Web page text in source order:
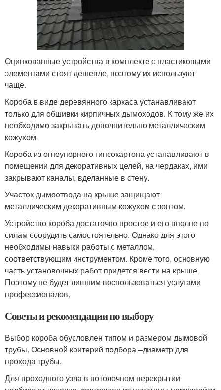
Оцинкованные устройства в комплекте с пластиковыми
элементами стоят дешевле, поэтому их используют
чаще.
Короба в виде деревянного каркаса устанавливают
только для обшивки кирпичных дымоходов. К тому же их
необходимо закрывать дополнительно металлическим
кожухом.
Короба из огнеупорного гипсокартона устанавливают в
помещении для декоративных целей, на чердаках, ими
закрывают каналы, вделанные в стену.
Участок дымоотвода на крыше защищают
металлическим декоративным кожухом с зонтом.
Устройство короба достаточно простое и его вполне по
силам соорудить самостоятельно. Однако для этого
необходимы навыки работы с металлом,
соответствующим инструментом. Кроме того, основную
часть установочных работ придется вести на крыше.
Поэтому не будет лишним воспользоваться услугами
профессионалов.
Советы и рекомендации по выбору
Выбор короба обусловлен типом и размером дымовой
трубы. Основной критерий подбора –диаметр для
прохода трубы.
Для проходного узла в потолочном перекрытии